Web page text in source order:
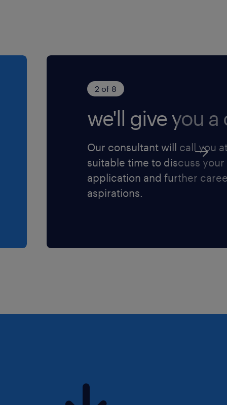
2 of 8
we'll give you a
Our consultant will call you
suitable time to discuss your
application and further
aspirations.